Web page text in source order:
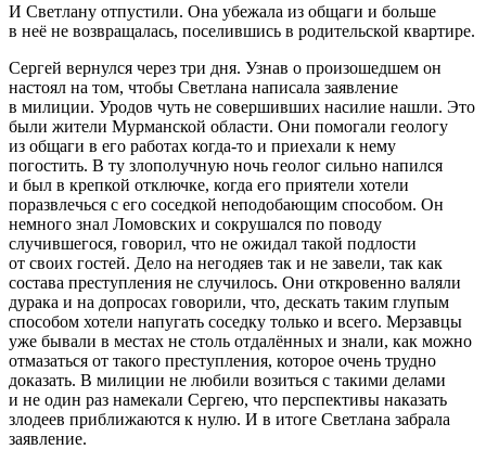
И Светлану отпустили. Она убежала из общаги и больше
в неё не возвращалась, поселившись в родительской квартире.
Сергей вернулся через три дня. Узнав о произошедшем он
настоял на том, чтобы Светлана написала заявление
в милиции. Уродов чуть не совершивших насилие нашли. Это
были жители Мурманской области. Они помогали геологу
из общаги в его работах когда-то и приехали к нему
погостить. В ту злополучную ночь геолог сильно напился
и был в крепкой отключке, когда его приятели хотели
поразвлечься с его соседкой неподобающим способом. Он
немного знал Ломовских и сокрушался по поводу
случившегося, говорил, что не ожидал такой подлости
от своих гостей. Дело на негодяев так и не завели, так как
состава преступления не случилось. Они откровенно валяли
дурака и на допросах говорили, что, дескать таким глупым
способом хотели напугать соседку только и всего. Мерзавцы
уже бывали в местах не столь отдалённых и знали, как можно
отмазаться от такого преступления, которое очень трудно
доказать. В милиции не любили возиться с такими делами
и не один раз намекали Сергею, что перспективы наказать
злодеев приближаются к нулю. И в итоге Светлана забрала
заявление.